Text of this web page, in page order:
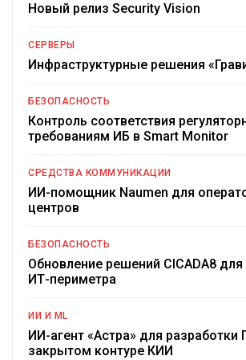
Новый релиз Security Vision
СЕРВЕРЫ
Инфраструктурные решения
БЕЗОПАСНОСТЬ
Контроль соответствия
требованиям ИБ в Smart Monitor
СРЕДСТВА КОММУНИКАЦИИ
ИИ-помощник Naumen для
центров
БЕЗОПАСНОСТЬ
Обновление решений CICADA8
ИТ-периметра
ИИ И ML
ИИ-агент «Астра» для разработки
закрытом контуре КИИ